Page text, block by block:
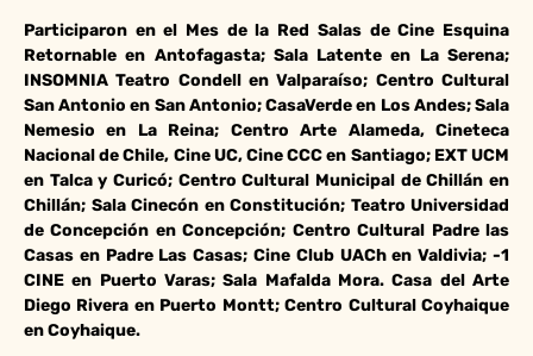
Participaron en el Mes de la Red Salas de Cine Esquina
Retornable en Antofagasta; Sala Latente en La Serena;
INSOMNIA Teatro Condell en Valparaíso; Centro Cultural
San Antonio en San Antonio; CasaVerde en Los Andes; Sala
Nemesio en La Reina; Centro Arte Alameda, Cineteca
Nacional de Chile, Cine UC, Cine CCC en Santiago; EXT UCM
en Talca y Curicó; Centro Cultural Municipal de Chillán en
Chillán; Sala Cinecón en Constitución; Teatro Universidad
de Concepción en Concepción; Centro Cultural Padre las
Casas en Padre Las Casas; Cine Club UACh en Valdivia; -1
CINE en Puerto Varas; Sala Mafalda Mora. Casa del Arte
Diego Rivera en Puerto Montt; Centro Cultural Coyhaique
en Coyhaique.